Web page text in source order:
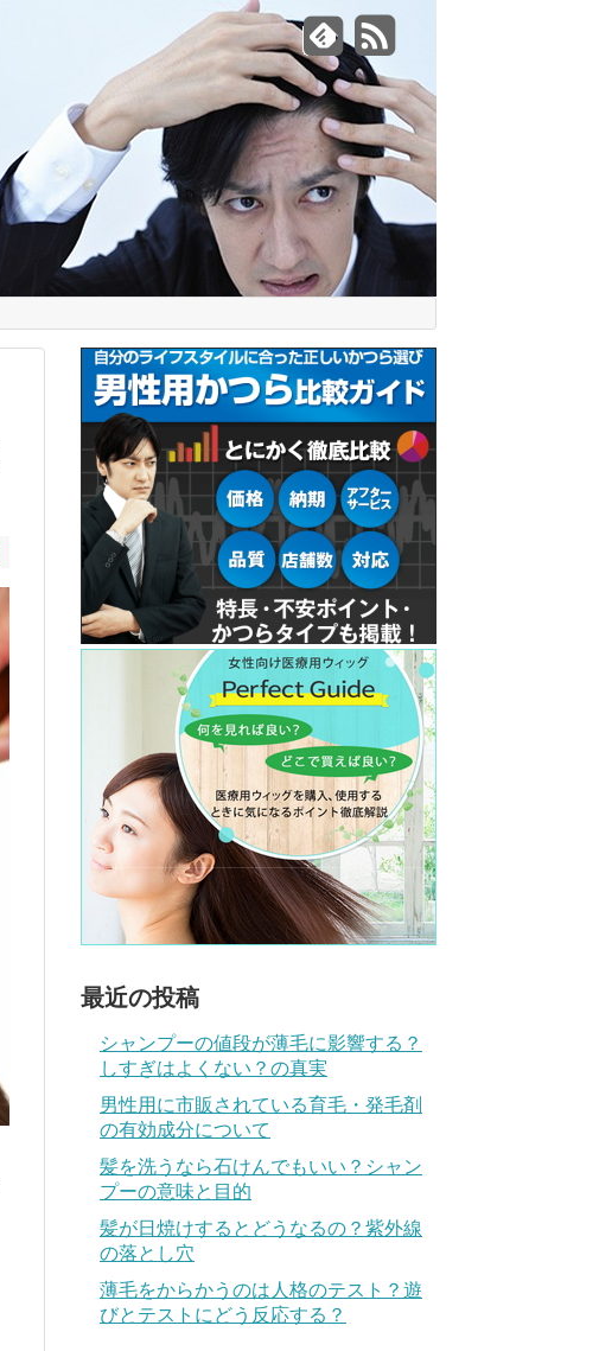
最近の投稿
シャンプーの値段が薄毛に影響する？
しすぎはよくない？の真実
男性用に市販されている育毛・発毛剤
の有効成分について
髪を洗うなら石けんでもいい？シャン
プーの意味と目的
髪が日焼けするとどうなるの？紫外線
の落とし穴
薄毛をからかうのは人格のテスト？遊
びとテストにどう反応する？